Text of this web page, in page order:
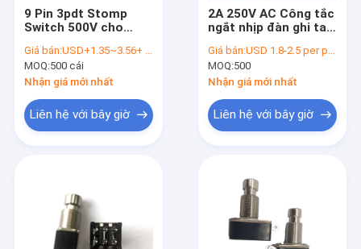
9 Pin 3pdt Stomp
Switch 500V cho
Giá bán:USD+1.35~3.56+ per piece
MOQ:500 cái
Nhận giá mới nhất
Liên hệ với bây giờ
2A 250V AC Công tắc
ngắt nhịp đàn ghi ta
Giá bán:USD 1.8-2.5 per piece
MOQ:500
Nhận giá mới nhất
Liên hệ với bây giờ